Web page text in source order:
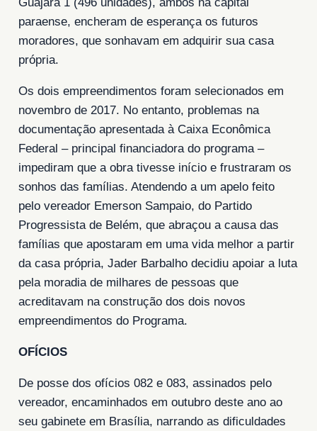
Guajará 1 (496 unidades), ambos na capital
paraense, encheram de esperança os futuros
moradores, que sonhavam em adquirir sua casa
própria.
Os dois empreendimentos foram selecionados em
novembro de 2017. No entanto, problemas na
documentação apresentada à Caixa Econômica
Federal – principal financiadora do programa –
impediram que a obra tivesse início e frustraram os
sonhos das famílias. Atendendo a um apelo feito
pelo vereador Emerson Sampaio, do Partido
Progressista de Belém, que abraçou a causa das
famílias que apostaram em uma vida melhor a partir
da casa própria, Jader Barbalho decidiu apoiar a luta
pela moradia de milhares de pessoas que
acreditavam na construção dos dois novos
empreendimentos do Programa.
OFÍCIOS
De posse dos ofícios 082 e 083, assinados pelo
vereador, encaminhados em outubro deste ano ao
seu gabinete em Brasília, narrando as dificuldades